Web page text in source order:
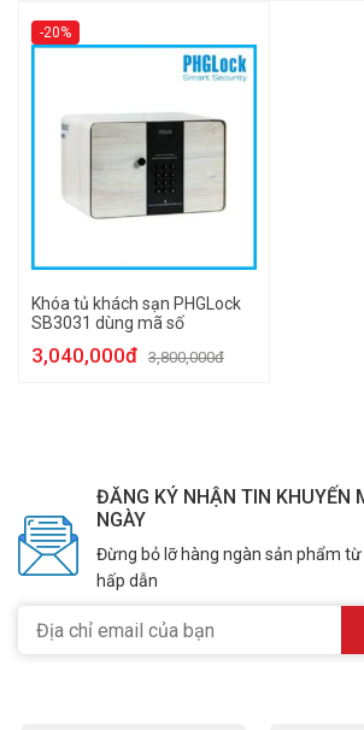
-20%
Khóa tủ khách sạn PHGLock
SB3031 dùng mã số
3,040,000đ 3,800,000đ
ĐĂNG KÝ NHẬN TIN KHUYẾN
NGÀY
Đừng bỏ lỡ hàng ngàn sản phẩm
hấp dẫn